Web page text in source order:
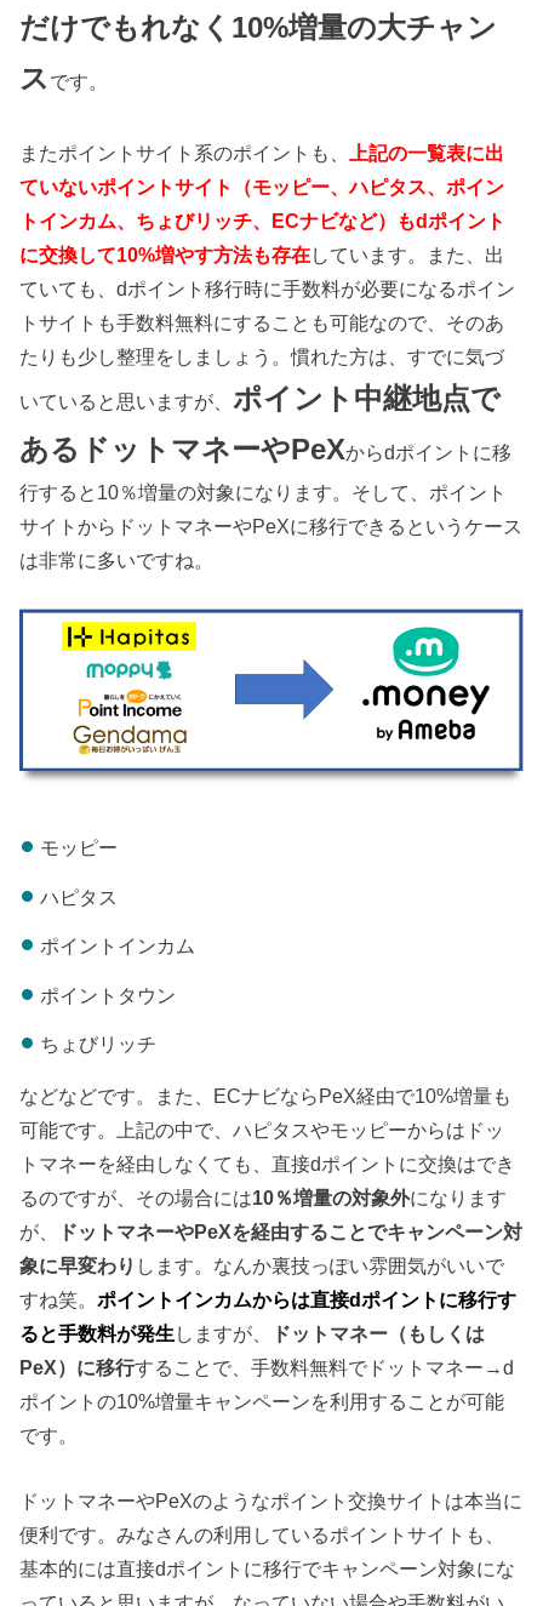
だけでもれなく10%増量の大チャン
ス です。
またポイントサイト系のポイントも、
上記の一覧表に出
ていないポイントサイト（モッピー、ハピタス、ポイン
トインカム、ちょびリッチ、ECナビなど）もdポイント
に交換して10%増やす方法も存在しています。また、出
ていても、dポイント移行時に手数料が必要になるポイン
トサイトも手数料無料にすることも可能なので、そのあ
たりも少し整理をしましょう。慣れた方は、すでに気づ
いていると思いますが、ポイント中継地点で
あるドットマネーやPeXからdポイントに移
行すると10％増量の対象になります。そして、ポイント
サイトからドットマネーやPeXに移行できるというケース
は非常に多いですね。
モッピー
ハピタス
ポイントインカム
ポイントタウン
ちょびリッチ
などなどです。また、ECナビならPeX経由で10%増量も
可能です。上記の中で、ハピタスやモッピーからはドッ
トマネーを経由しなくても、直接dポイントに交換はでき
るのですが、その場合には10％増量の対象外になります
が、
ドットマネーやPeXを経由することでキャンペーン対
象に早変わり します。なんか裏技っぽい雰囲気がいいで
すね笑。 ポイントインカムからは直接dポイントに移行す
ると手数料が発生 しますが、
ドットマネー（もしくは
PeX）に移行することで、手数料無料でドットマネー→d
ポイントの10%増量キャンペーンを利用することが可能
です。
ドットマネーやPeXのようなポイント交換サイトは本当に
便利です。みなさんの利用しているポイントサイトも、
基本的には直接dポイントに移行でキャンペーン対象にな